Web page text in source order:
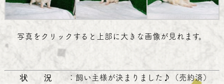
写真をクリックすると上部に大きな画像が見れます。
状 況 ： 飼い主様が決まりました♪（売約済）